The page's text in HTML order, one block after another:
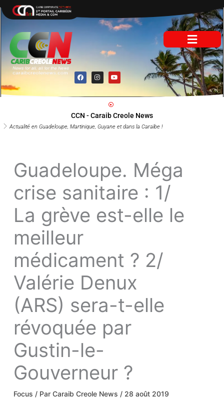
au
F
a
c
b
k
I
n
s
a
a
Y
o
u
u
b
Actualité en Guadeloupe, Martinique, Guyane et dans la Caraïbe !
CCN - Caraib Creole News
Guadeloupe.
Méga crise
sanitaire : 1/ La
grève est-elle le
meilleur
médicament ? 2/
Valérie Denux
(ARS) sera-t-elle
révoquée par
Gustin-le-
Gouverneur ?